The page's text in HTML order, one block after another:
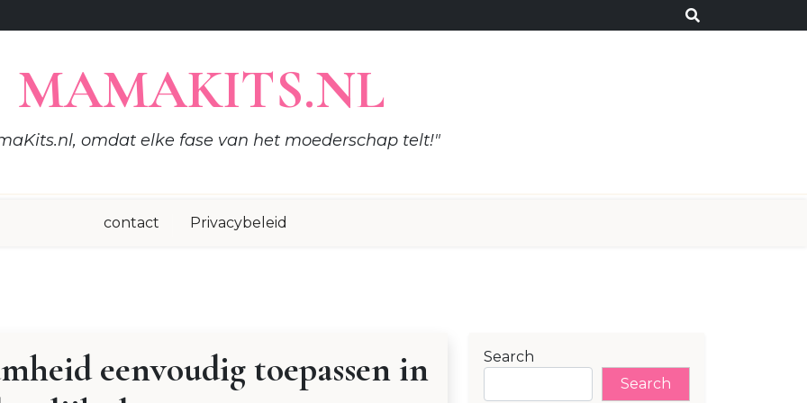
MAMAKITS.NL
omdat elke fase van het moederschap telt!"
contact Privacybeleid
eenvoudig toepassen in
Search
Search